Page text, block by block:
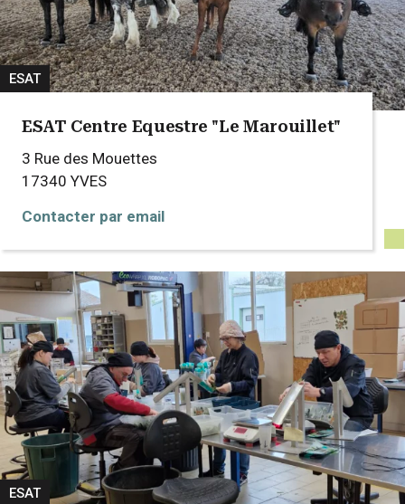
ESAT
ESAT Centre Equestre "Le Marouillet"
3 Rue des Mouettes
17340 YVES
Contacter par email
ESAT